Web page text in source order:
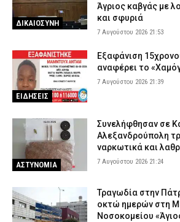
ΔΙΚΑΙΟΣΥΝΗ
Άγριος καβγάς με
και σφυριά
7 Αυγούστου 2026 21:53
ΕΙΔΗΣΕΙΣ
Εξαφάνιση
αναφέρει το
7 Αυγούστου 2026 21:39
ΑΣΤΥΝΟΜΙΑ
Συνελήφθησαν σε
Αλεξανδρούπολη
ναρκωτικά και
7 Αυγούστου 2026 21:24
Τραγωδία στην
οκτώ ημερών στη
Νοσοκομείου